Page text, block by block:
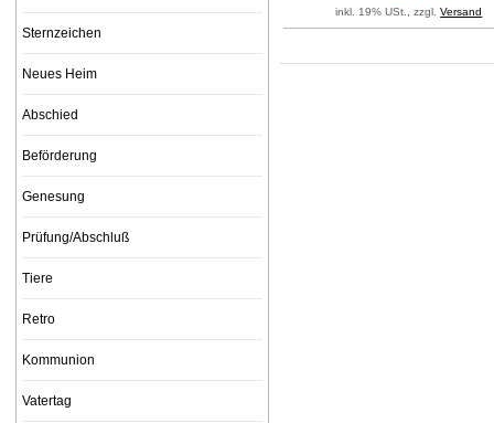
inkl. 19% USt., zzgl.Versand
Sternzeichen
Neues Heim
Abschied
Beförderung
Genesung
Prüfung/Abschluß
Tiere
Retro
Kommunion
Vatertag